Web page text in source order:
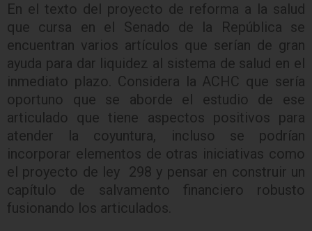
En el texto del proyecto de reforma a la salud
que cursa en el Senado de la República se
encuentran varios artículos que serían de gran
ayuda para dar liquidez al sistema de salud en el
inmediato plazo. Considera la ACHC que sería
oportuno que se aborde el estudio de ese
articulado que tiene aspectos positivos para
atender la coyuntura, incluso se podrían
incorporar elementos de otras iniciativas como
el proyecto de ley 298 y pensar en construir un
capítulo de salvamento financiero robusto
fusionando los articulados.